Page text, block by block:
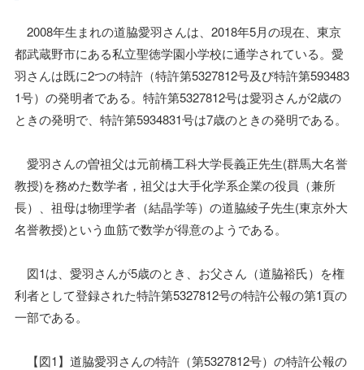
2008年生まれの道脇愛羽さんは、2018年5月の現在、東京
都武蔵野市にある私立聖徳学園小学校に通学されている。愛
羽さんは既に2つの特許（特許第5327812号及び特許第593483
1号）の発明者である。特許第5327812号は愛羽さんが2歳の
ときの発明で、特許第5934831号は7歳のときの発明である。
愛羽さんの曽祖父は元前橋工科大学長義正先生(群馬大名誉
教授)を務めた数学者，祖父は大手化学系企業の役員（兼所
長）、祖母は物理学者（結晶学等）の道脇綾子先生(東京外大
名誉教授)という血筋で数学が得意のようである。
図1は、愛羽さんが5歳のとき、お父さん（道脇裕氏）を権
利者として登録された特許第5327812号の特許公報の第1頁の
一部である。
【図1】道脇愛羽さんの特許（第5327812号）の特許公報の